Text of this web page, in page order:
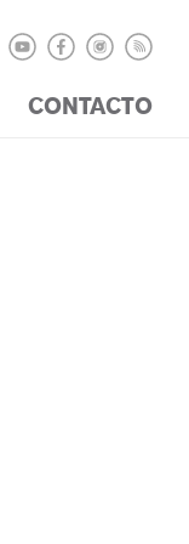
CONTACTO